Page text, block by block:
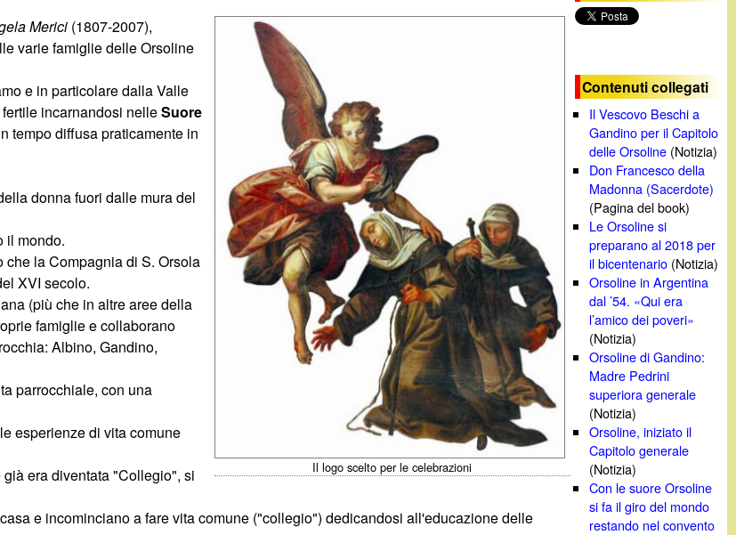
Il logo scelto per le celebrazioni
Merici (1807-2007),
varie famiglie delle Orsoline
e in particolare dalla Valle
fertile incarnandosi nelleSuore
tempo diffusa praticamente in
donna fuori dalle mura del
il mondo.
che la Compagnia di S. Orsola
XVI secolo.
(più che in altre aree della
famiglie e collaborano
Albino, Gandino,
parrocchiale, con una
esperienze di vita comune
era diventata "Collegio", si
e incominciano a fare vita comune ("collegio") dedicandosi all'educazione delle
Contenuti collegati
Il Vescovo Beschi a
Gandino per il Capitolo
delle Orsoline (Notizia)
Don Francesco della
Madonna (Sacerdote)
(Pagina del book)
Le Orsoline si
preparano al 2018 per
il bicentenario (Notizia)
Orsoline in Argentina
dal ’54. «Qui era
l’amico dei poveri»
(Notizia)
Orsoline di Gandino:
Madre Pedrini
superiora generale
(Notizia)
Orsoline, iniziato il
Capitolo generale
(Notizia)
Con le suore Orsoline
si fa il giro del mondo
restando nel convento